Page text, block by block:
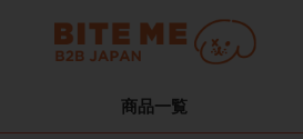
商品一覧